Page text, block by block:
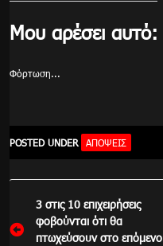
Μου αρέσει αυτό:
Φόρτωση...
POSTED UNDER ΑΠΟΨΕΙΣ
Πλοήγηση
άρθρων
3 στις 10 επιχειρήσεις
φοβούνται ότι θα
πτωχεύσουν στο επόμενο